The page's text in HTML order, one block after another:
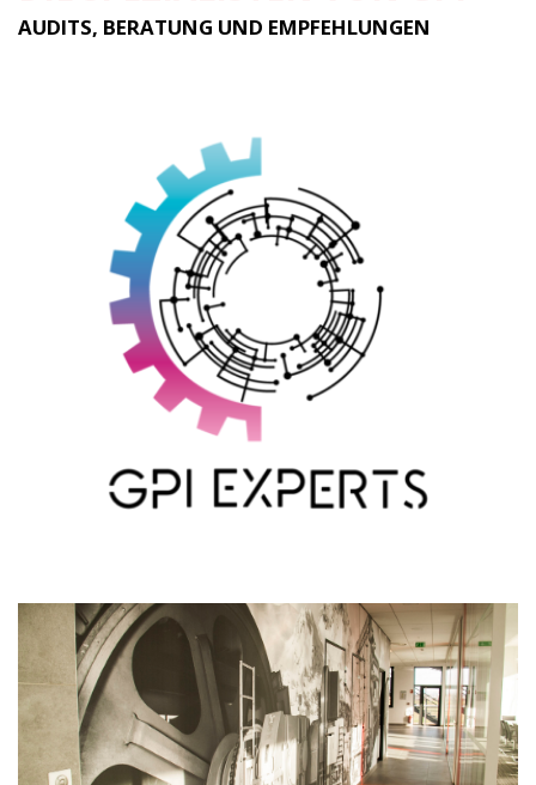
AUDITS, BERATUNG UND EMPFEHLUNGEN